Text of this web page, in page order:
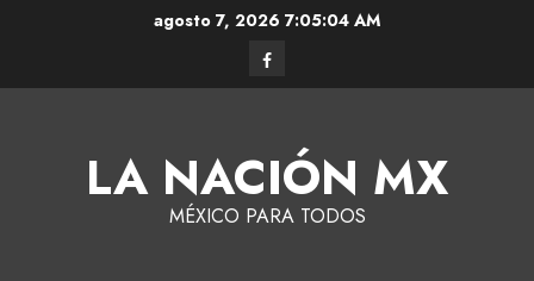
agosto 7, 2026 7:05:05 AM
LA NACIÓN MX
MÉXICO PARA TODOS